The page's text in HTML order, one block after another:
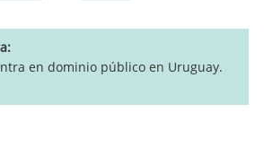
en dominio público en Uruguay.